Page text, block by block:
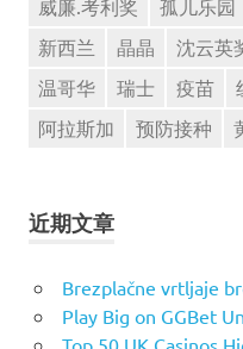
威廉.考利奖
孤儿乐园
新西兰
晶晶 沈云英
温哥华
瑞士 疫苗
阿拉斯加
预防接种
近期文章
Brezplačne vrtljaje
Play Big on GGBet
Top 50 UK Casinos